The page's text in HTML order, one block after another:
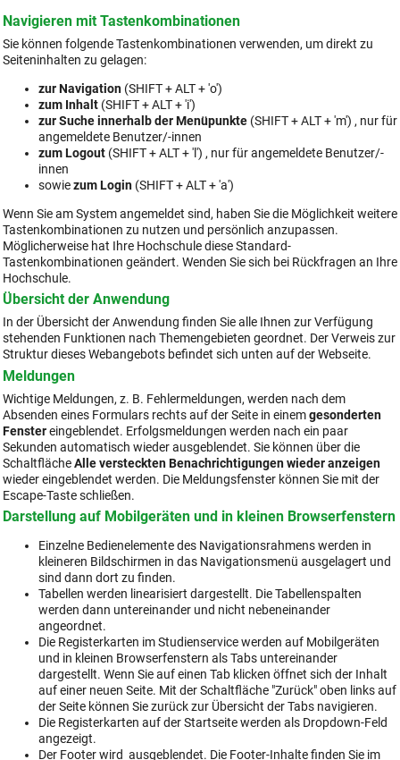
Navigieren mit Tastenkombinationen
Sie können folgende Tastenkombinationen verwenden, um direkt zu
Seiteninhalten zu gelagen:
zur Navigation (SHIFT + ALT + 'o')
zum Inhalt (SHIFT + ALT + 'i')
zur Suche innerhalb der Menüpunkte (SHIFT + ALT + 'm') , nur für
angemeldete Benutzer/-innen
zum Logout (SHIFT + ALT + 'l') , nur für angemeldete Benutzer/-
innen
sowiezum Login (SHIFT + ALT + 'a')
Wenn Sie am System angemeldet sind, haben Sie die Möglichkeit weitere
Tastenkombinationen zu nutzen und persönlich anzupassen.
Möglicherweise hat Ihre Hochschule diese Standard-
Tastenkombinationen geändert. Wenden Sie sich bei Rückfragen an Ihre
Hochschule.
Übersicht der Anwendung
In der Übersicht der Anwendung finden Sie alle Ihnen zur Verfügung
stehenden Funktionen nach Themengebieten geordnet. Der Verweis zur
Struktur dieses Webangebots befindet sich unten auf der Webseite.
Meldungen
Wichtige Meldungen, z. B. Fehlermeldungen, werden nach dem
Absenden eines Formulars rechts auf der Seite in einemgesonderten
Fenstereingeblendet. Erfolgsmeldungen werden nach ein paar
Sekunden automatisch wieder ausgeblendet. Sie können über die
SchaltflächeAlle versteckten Benachrichtigungen wieder anzeigen
wieder eingeblendet werden. Die Meldungsfenster können Sie mit der
Escape-Taste schließen.
Darstellung auf Mobilgeräten und in kleinen Browserfenstern
Einzelne Bedienelemente des Navigationsrahmens werden in
kleineren Bildschirmen in das Navigationsmenü ausgelagert und
sind dann dort zu finden.
Tabellen werden linearisiert dargestellt. Die Tabellenspalten
werden dann untereinander und nicht nebeneinander
angeordnet.
Die Registerkarten im Studienservice werden auf Mobilgeräten
und in kleinen Browserfenstern als Tabs untereinander
dargestellt. Wenn Sie auf einen Tab klicken öffnet sich der Inhalt
auf einer neuen Seite. Mit der Schaltfläche "Zurück" oben links auf
der Seite können Sie zurück zur Übersicht der Tabs navigieren.
Die Registerkarten auf der Startseite werden als Dropdown-Feld
angezeigt.
Der Footer wird ausgeblendet. Die Footer-Inhalte finden Sie im